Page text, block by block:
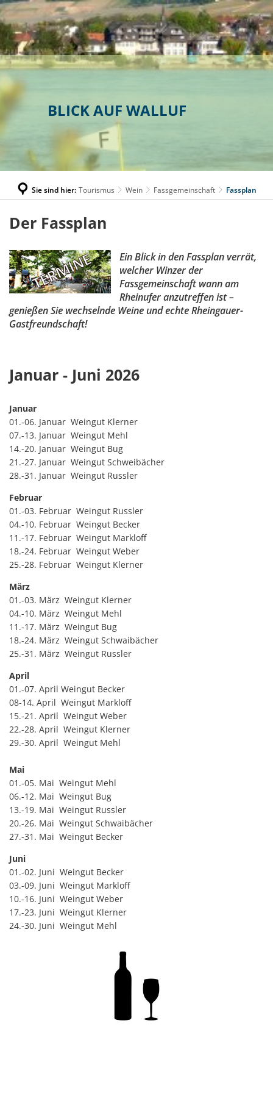
BLICK AUF WALLUF
Sie sind hier: Tourismus Wein Fassgemeinschaft Fassplan
Fassplan
Der Fassplan
Ein Blick in den Fassplan verrät,
welcher Winzer der
Fassgemeinschaft wann am
Rheinufer anzutreffen ist –
genießen Sie wechselnde Weine und echte Rheingauer-
Gastfreundschaft!
Januar - Juni 2026
Januar
01.-06. Januar Weingut Klerner
07.-13. Januar Weingut Mehl
14.-20. Januar Weingut Bug
21.-27. Januar Weingut Schweibächer
28.-31. Januar Weingut Russler
Februar
01.-03. Februar Weingut Russler
04.-10. Februar Weingut Becker
11.-17. Februar Weingut Markloff
18.-24. Februar Weingut Weber
25.-28. Februar Weingut Klerner
März
01.-03. März Weingut Klerner
04.-10. März Weingut Mehl
11.-17. März Weingut Bug
18.-24. März Weingut Schwaibächer
25.-31. März Weingut Russler
April
01.-07. April Weingut Becker
08-14. April Weingut Markloff
15.-21. April Weingut Weber
22.-28. April Weingut Klerner
29.-30. April Weingut Mehl
Mai
01.-05. Mai Weingut Mehl
06.-12. Mai Weingut Bug
13.-19. Mai Weingut Russler
20.-26. Mai Weingut Schwaibächer
27.-31. Mai Weingut Becker
Juni
01.-02. Juni Weingut Becker
03.-09. Juni Weingut Markloff
10.-16. Juni Weingut Weber
17.-23. Juni Weingut Klerner
24.-30. Juni Weingut Mehl